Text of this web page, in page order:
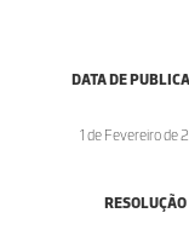
DATA DE
1 de Fevereiro de
RESOLUÇÃO